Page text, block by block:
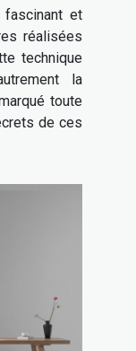
fascinant et
réalisées
technique
la
toute
de ces